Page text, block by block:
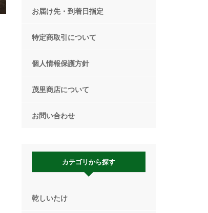
お届け先・到着日指定
特定商取引について
個人情報保護方針
茂里商店について
お問い合わせ
カテゴリから探す
乾しいたけ